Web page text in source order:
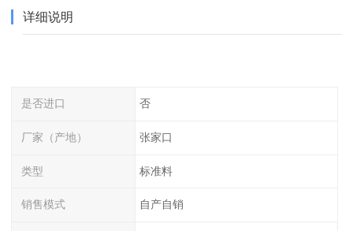
详细说明
是否进口 否
厂家（产地） 张家口
类型 标准料
销售模式 自产自销